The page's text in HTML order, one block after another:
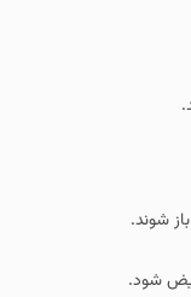
شوند.
شود.